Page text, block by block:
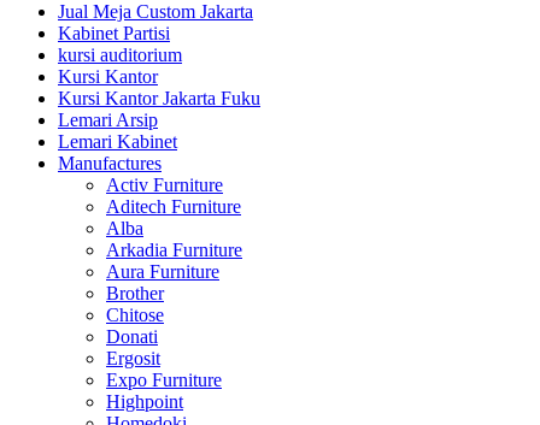
Jual Meja Custom Jakarta
Kabinet Partisi
kursi auditorium
Kursi Kantor
Kursi Kantor Jakarta Fuku
Lemari Arsip
Lemari Kabinet
Manufactures
Activ Furniture
Aditech Furniture
Alba
Arkadia Furniture
Aura Furniture
Brother
Chitose
Donati
Ergosit
Expo Furniture
Highpoint